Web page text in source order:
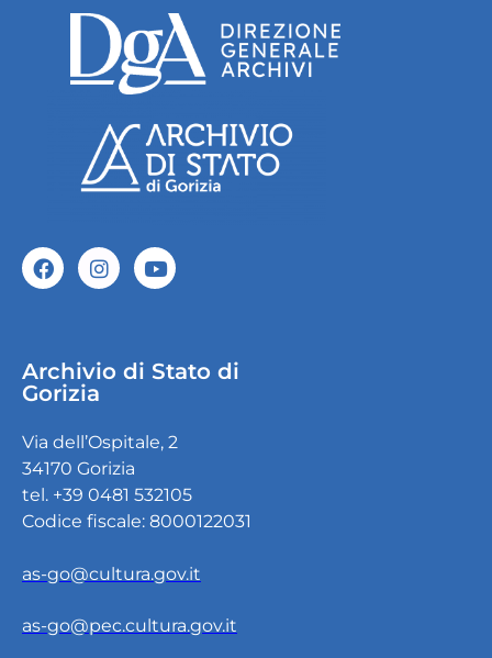
Archivio di Stato di
Gorizia
Via dell’Ospitale, 2
34170 Gorizia
tel. +39 0481 532105
Codice fiscale: 8000122031
as-go@cultura.gov.it
as-go@pec.cultura.gov.it